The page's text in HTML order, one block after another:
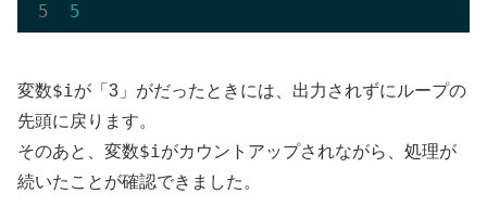
5
変数$iが「3」がだったときには、出力されずにループの
先頭に戻ります。
そのあと、変数$iがカウントアップされながら、処理が
続いたことが確認できました。